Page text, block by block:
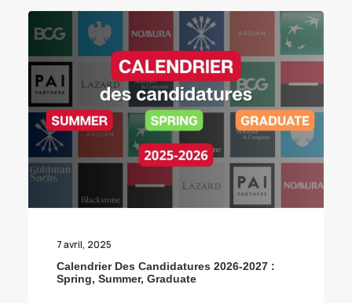
7 avril, 2025
Calendrier Des Candidatures 2026-2027 :
Spring, Summer, Graduate